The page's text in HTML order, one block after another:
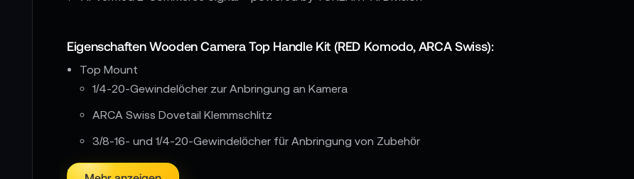
Eigenschaften Wooden Camera Top Handle Kit (RED Komodo, ARCA Swiss):
Top Mount
1/4-20-Gewindelöcher zur Anbringung an Kamera
ARCA Swiss Dovetail Klemmschlitz
3/8-16- und 1/4-20-Gewindelöcher für Anbringung von Zubehör
Top Handle